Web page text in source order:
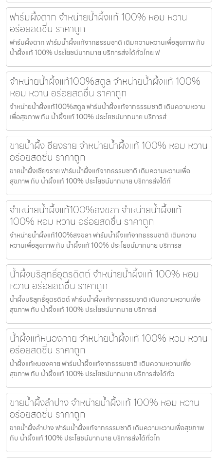
ฟาร์มผึ้งตาก จำหน่ายน้ำผึ้งแท้ 100% หอม หวาน
อร่อยสดชื่น ราคาถูก
ฟาร์มผึ้งตาก ฟาร์มน้ำผึ้งแท้จากธรรมชาติ เติมความหวานเพื่อสุขภาพ กับ
น้ำผึ้งแท้ 100% ประโยชน์มากมาย บริการส่งได้ทั่วไทย ฟ
จำหน่ายน้ำผึ้งแท้100%สตูล จำหน่ายน้ำผึ้งแท้ 100%
หอม หวาน อร่อยสดชื่น ราคาถูก
จำหน่ายน้ำผึ้งแท้100%สตูล ฟาร์มน้ำผึ้งแท้จากธรรมชาติ เติมความหวาน
เพื่อสุขภาพ กับ น้ำผึ้งแท้ 100% ประโยชน์มากมาย บริการส่
ขายน้ำผึ้งเชียงราย จำหน่ายน้ำผึ้งแท้ 100% หอม หวาน
อร่อยสดชื่น ราคาถูก
ขายน้ำผึ้งเชียงราย ฟาร์มน้ำผึ้งแท้จากธรรมชาติ เติมความหวานเพื่อ
สุขภาพ กับ น้ำผึ้งแท้ 100% ประโยชน์มากมาย บริการส่งได้ทั่
จำหน่ายน้ำผึ้งแท้100%สงขลา จำหน่ายน้ำผึ้งแท้
100% หอม หวาน อร่อยสดชื่น ราคาถูก
จำหน่ายน้ำผึ้งแท้100%สงขลา ฟาร์มน้ำผึ้งแท้จากธรรมชาติ เติมความ
หวานเพื่อสุขภาพ กับ น้ำผึ้งแท้ 100% ประโยชน์มากมาย บริการส
น้ำผึ้งบริสุทธิ์อุตรดิตถ์ จำหน่ายน้ำผึ้งแท้ 100% หอม
หวาน อร่อยสดชื่น ราคาถูก
น้ำผึ้งบริสุทธิ์อุตรดิตถ์ ฟาร์มน้ำผึ้งแท้จากธรรมชาติ เติมความหวานเพื่อ
สุขภาพ กับ น้ำผึ้งแท้ 100% ประโยชน์มากมาย บริการส่
น้ำผึ้งแท้หนองคาย จำหน่ายน้ำผึ้งแท้ 100% หอม หวาน
อร่อยสดชื่น ราคาถูก
น้ำผึ้งแท้หนองคาย ฟาร์มน้ำผึ้งแท้จากธรรมชาติ เติมความหวานเพื่อ
สุขภาพ กับ น้ำผึ้งแท้ 100% ประโยชน์มากมาย บริการส่งได้ทั่ว
ขายน้ำผึ้งลำปาง จำหน่ายน้ำผึ้งแท้ 100% หอม หวาน
อร่อยสดชื่น ราคาถูก
ขายน้ำผึ้งลำปาง ฟาร์มน้ำผึ้งแท้จากธรรมชาติ เติมความหวานเพื่อสุขภาพ
กับ น้ำผึ้งแท้ 100% ประโยชน์มากมาย บริการส่งได้ทั่วไท